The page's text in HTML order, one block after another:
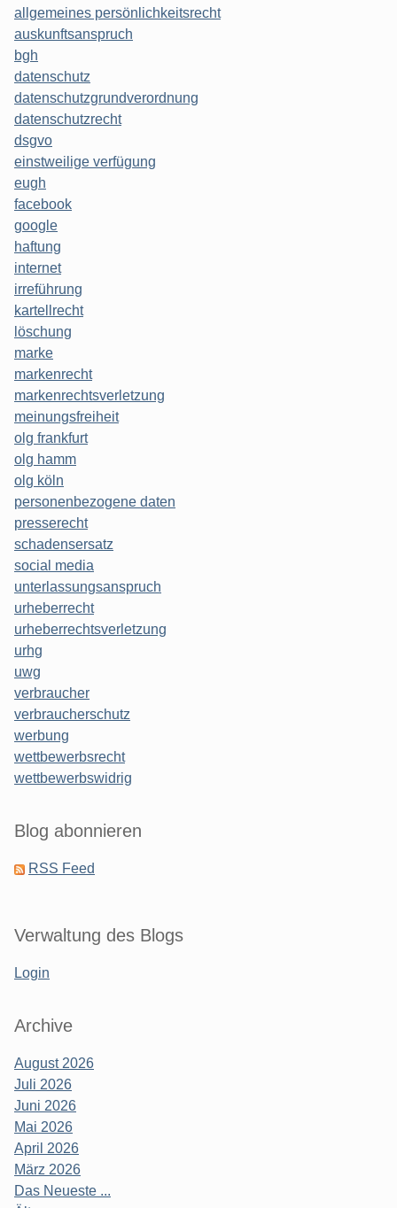
allgemeines persönlichkeitsrecht
auskunftsanspruch
bgh
datenschutz
datenschutzgrundverordnung
datenschutzrecht
dsgvo
einstweilige verfügung
eugh
facebook
google
haftung
internet
irreführung
kartellrecht
löschung
marke
markenrecht
markenrechtsverletzung
meinungsfreiheit
olg frankfurt
olg hamm
olg köln
personenbezogene daten
presserecht
schadensersatz
social media
unterlassungsanspruch
urheberrecht
urheberrechtsverletzung
urhg
uwg
verbraucher
verbraucherschutz
werbung
wettbewerbsrecht
wettbewerbswidrig
Blog abonnieren
RSS Feed
Verwaltung des Blogs
Login
Archive
August 2026
Juli 2026
Juni 2026
Mai 2026
April 2026
März 2026
Das Neueste ...